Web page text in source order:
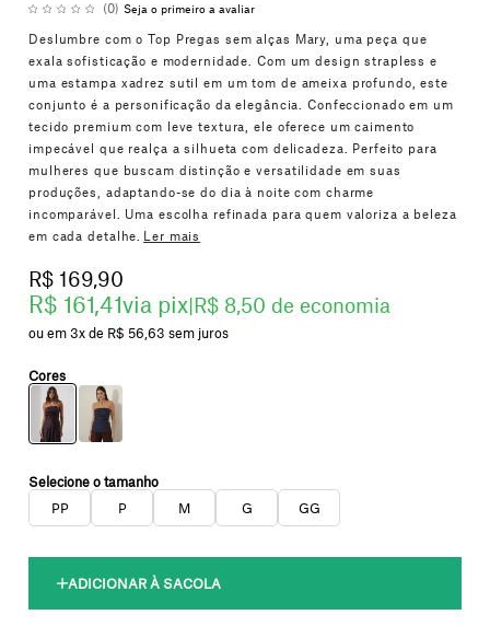
(0) Seja o primeiro a avaliar
Deslumbre com o Top Pregas sem alças Mary, uma peça que
exala sofisticação e modernidade. Com um design strapless e
uma estampa xadrez sutil em um tom de ameixa profundo, este
conjunto é a personificação da elegância. Confeccionado em um
tecido premium com leve textura, ele oferece um caimento
impecável que realça a silhueta com delicadeza. Perfeito para
mulheres que buscam distinção e versatilidade em suas
produções, adaptando-se do dia à noite com charme
incomparável. Uma escolha refinada para quem valoriza a beleza
em cada detalhe. Ler mais
R$ 161,41via pix|R$ 8,50 de economia
R$ 169,90
3x R$ 56,63sem juros
PP P M G GG